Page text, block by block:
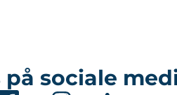
på sociale